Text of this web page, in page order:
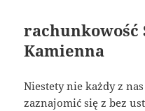
rachunkowość
Kamienna
Niestety nie każdy z
zaznajomić się z bez